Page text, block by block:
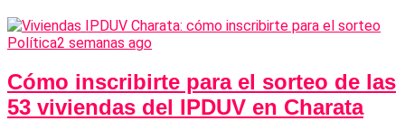
Política2 semanas ago
Cómo inscribirte para el sorteo de las
53 viviendas del IPDUV en Charata